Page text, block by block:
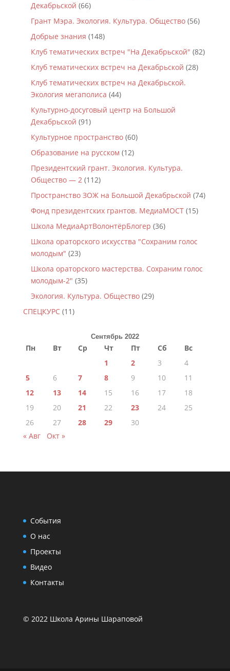
Декабрьской (66)
Грант Мэра. Экология. Культура. Общество(56)
Добрые знания (148)
Клуб тематических встреч "На Декабрьской" (82)
Клуб тематических встреч на Декабрьской (28)
Клуб тематических встреч на Декабрьской.
Экология мегаполиса (44)
Культурно-досуговый центр на Большой
Декабрьской (91)
Культурное пространство(60)
Образование на русском (12)
Президентский грант. Экология. Культура.
Общество — 2(112)
Пространство ЗОЖ на Большой Декабрьской (74)
Фонд президентских грантов. МедиаМОСТ(15)
Школа МедиаАртВолонтёрБлогер (36)
Школа ораторского искусства "Сохраним голос
молодым" (23)
Школа ораторского мастерства. Сохраним голос
молодым-2" (35)
Экология. Культура. Общество(29)
СПЕЦКУРС(11)
Сентябрь 2022
Пн Вт Ср Чт Пт Сб
Вс
1
2 3
4
5
6 7 8 9 10
11
12
13 14 15 16 17
18
19
20 21 22 23 24
25
26
27 28 29
30
« Авг
Окт »
События
О нас
Проекты
Видео
Контакты
© 2022 Школа Арины Шараповой